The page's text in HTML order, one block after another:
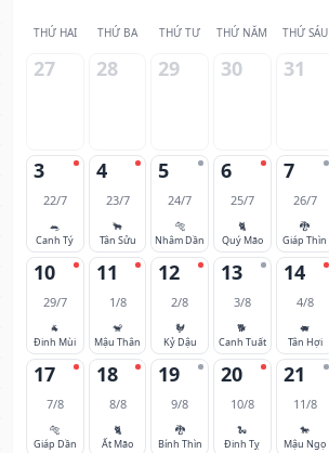
THỨ HAI THỨ BA THỨ TƯ THỨ NĂM THỨ SÁU
27 28 29 30 31
3
22/7
🐀
Canh Tý
4
23/7
🐂
Tân Sửu
5
24/7
🐅
Nhâm Dần
6
25/7
🐈
Quý Mão
7
26/7
🐉
Giáp Thìn
10
29/7
🐐
Đinh Mùi
11
1/8
🐒
Mậu Thân
12
2/8
🐓
Kỷ Dậu
13
3/8
🐕
Canh Tuất
14
4/8
🐖
Tân Hợi
17
7/8
🐅
Giáp Dần
18
8/8
🐈
Ất Mão
19
9/8
🐉
Bính Thìn
20
10/8
🐍
Đinh Tỵ
21
11/8
🐎
Mậu Ngọ